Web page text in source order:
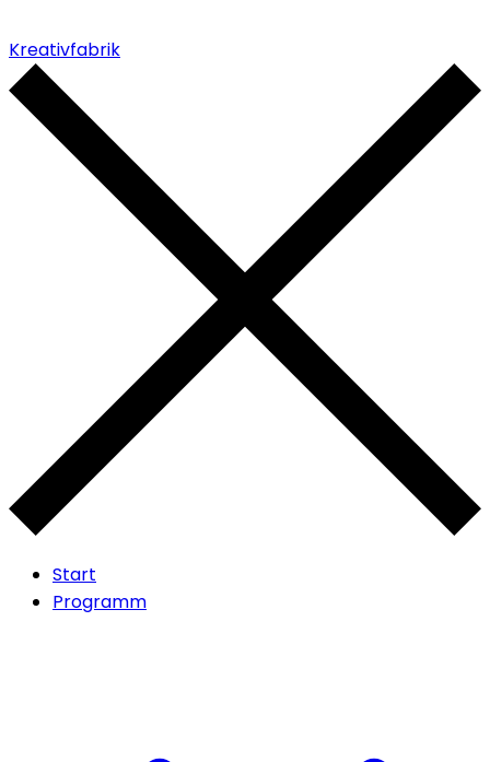
Kreativfabrik
Start
Programm